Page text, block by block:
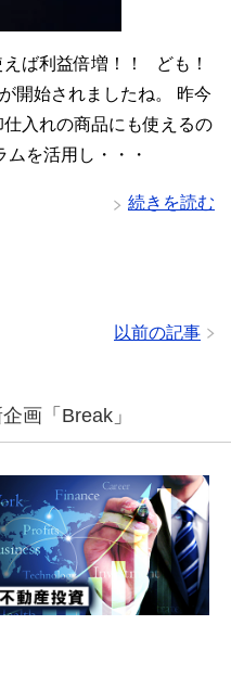
ば利益倍増！！ ども！
開始されましたね。 昨今
入れの商品にも使えるの
を活用し・・・
続きを読む
以前の記事
画「Break」